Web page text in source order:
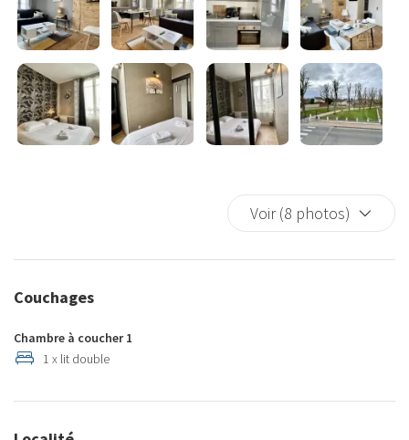
Voir (8 photos)
Couchages
Chambre à coucher 1
1 x lit double